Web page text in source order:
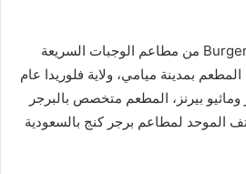
يعد مطعم برجر كنج Burger King من مطاعم الوجبات السريعة
بمدينة ميامي، ولاية فلوريدا عام
وماثيو بيرنز، المطعم متخصص بالبرجر
الموحد لمطاعم برجر كنج بالسعودية